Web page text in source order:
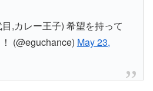
,カレー王子) 希望を持って
(@eguchance) May 23,